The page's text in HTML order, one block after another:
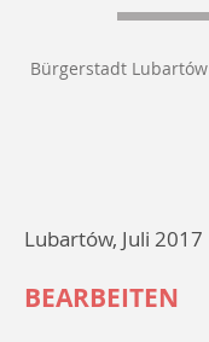
Bürgerstadt Lubartów
Lubartów, Juli 2017
BEARBEITEN